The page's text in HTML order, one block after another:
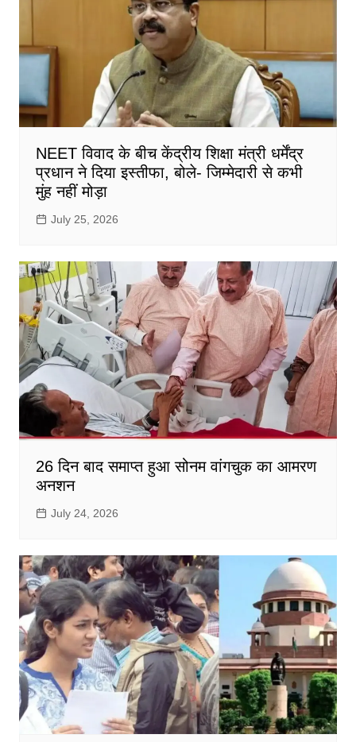
NEET विवाद के बीच केंद्रीय शिक्षा मंत्री धर्मेंद्र
प्रधान ने दिया इस्तीफा, बोले- जिम्मेदारी से कभी
मुंह नहीं मोड़ा
July 25, 2026
26 दिन बाद समाप्त हुआ सोनम वांगचुक का आमरण
अनशन
July 24, 2026